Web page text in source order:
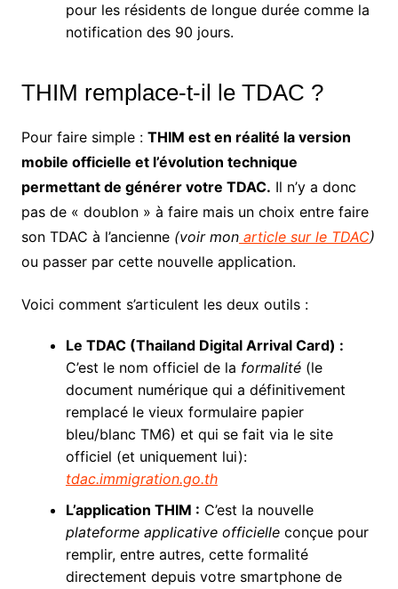
pour les résidents de longue durée comme la
notification des 90 jours.
THIM remplace-t-il le TDAC ?
Pour faire simple : THIM est en réalité la version
mobile officielle et l’évolution technique
permettant de générer votre TDAC. Il n’y a donc
pas de « doublon » à faire mais un choix entre faire
son TDAC à l’ancienne (voir monarticle sur le TDAC)
ou passer par cette nouvelle application.
Voici comment s’articulent les deux outils :
Le TDAC (Thailand Digital Arrival Card) :
C’est le nom officiel de la formalité(le
document numérique qui a définitivement
remplacé le vieux formulaire papier
bleu/blanc TM6) et qui se fait via le site
officiel (et uniquement lui):
tdac.immigration.go.th
L’application THIM : C’est la nouvelle
plateforme applicative officielleconçue pour
remplir, entre autres, cette formalité
directement depuis votre smartphone de